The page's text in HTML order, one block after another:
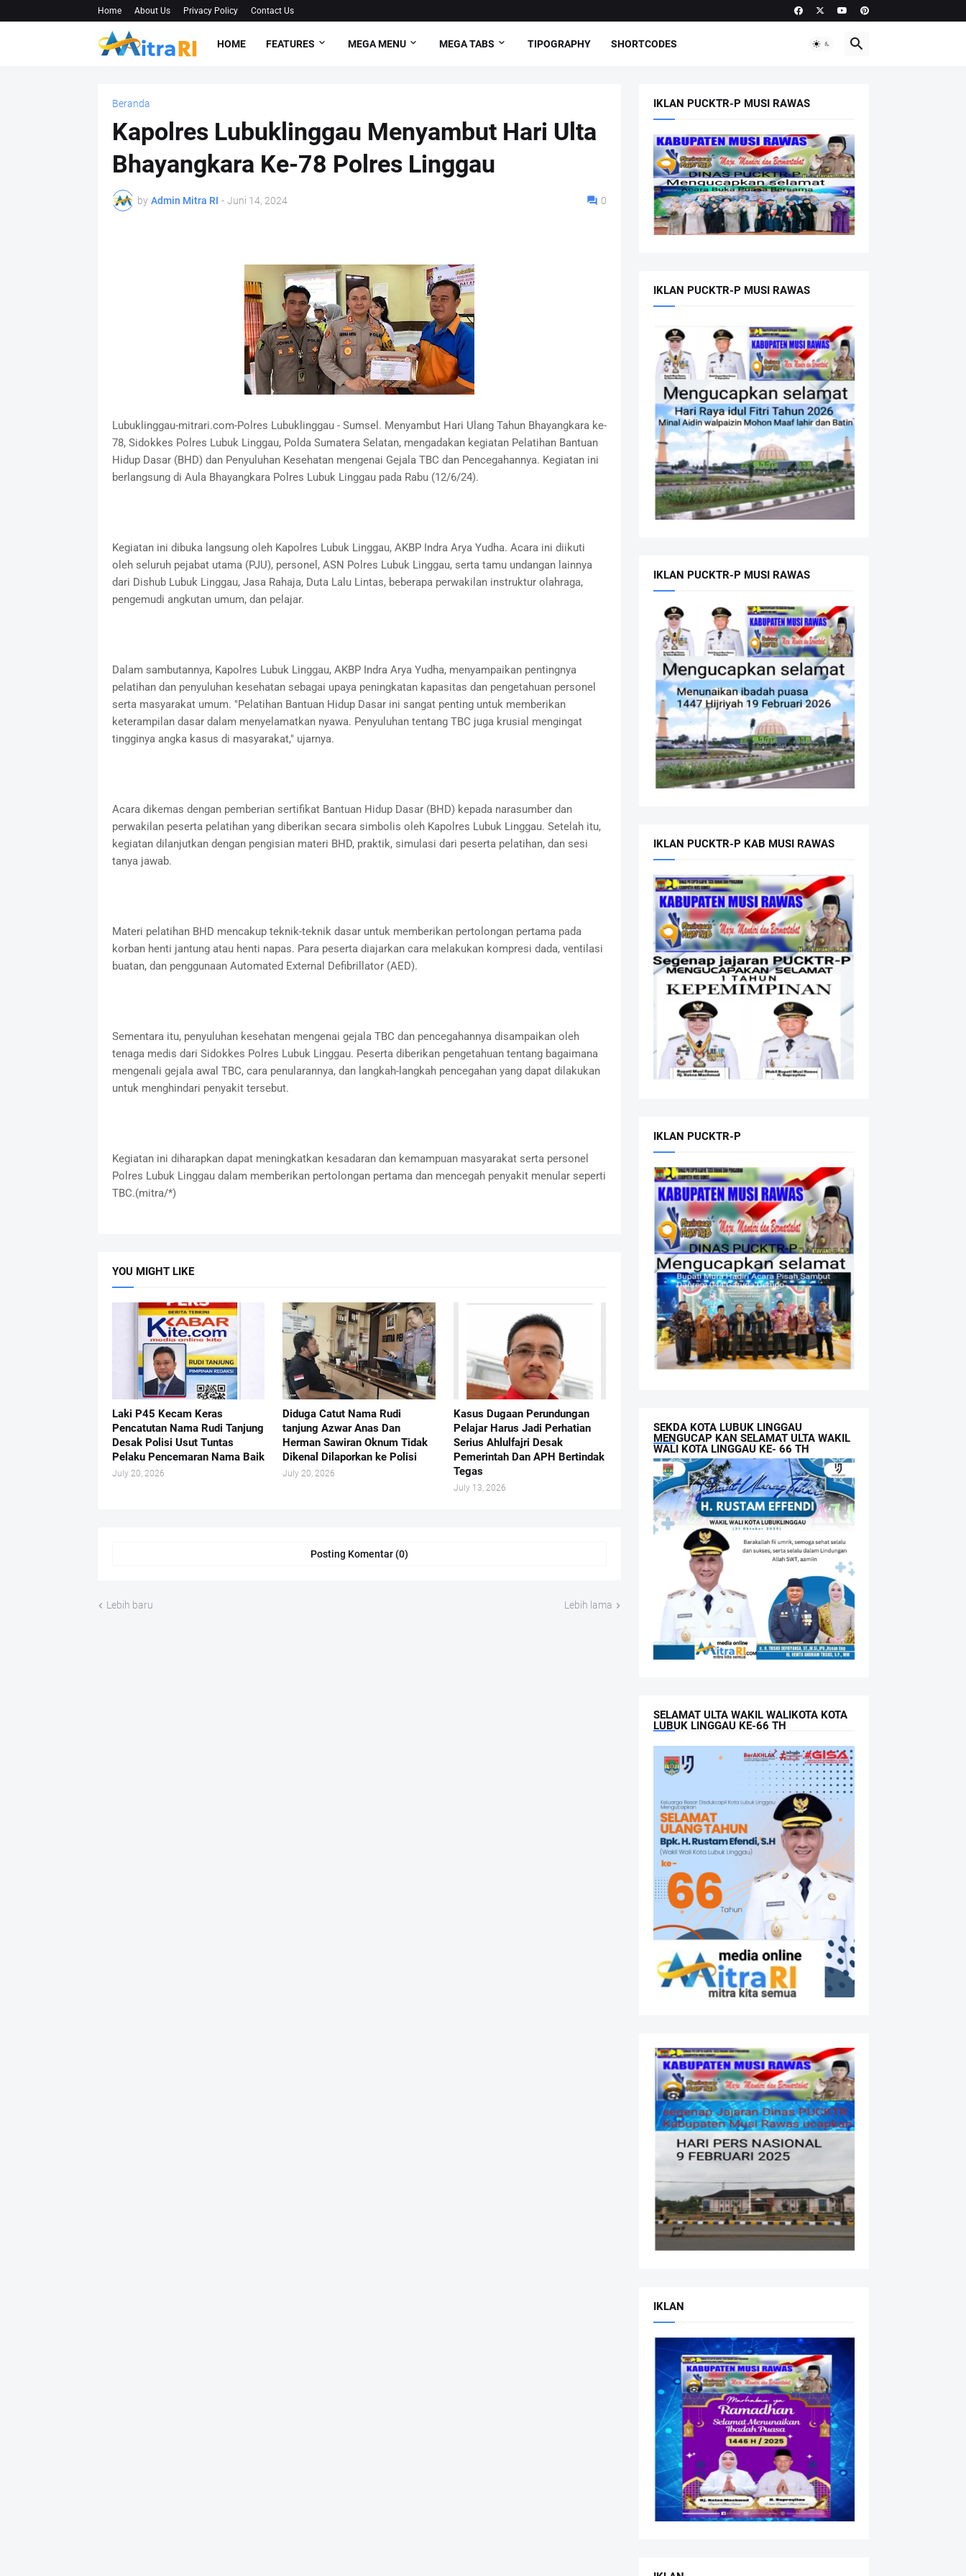
Home About Us Privacy Policy Contact Us
HOME FEATURES MEGA MENU MEGA TABS TIPOGRAPHY SHORTCODES
Beranda
Kapolres Lubuklinggau Menyambut Hari Ulta
Bhayangkara Ke-78 Polres Linggau
by Admin Mitra RI - Juni 14, 2024 0
Lubuklinggau-mitrari.com-Polres Lubuklinggau - Sumsel. Menyambut Hari Ulang Tahun Bhayangkara ke-
78, Sidokkes Polres Lubuk Linggau, Polda Sumatera Selatan, mengadakan kegiatan Pelatihan Bantuan
Hidup Dasar (BHD) dan Penyuluhan Kesehatan mengenai Gejala TBC dan Pencegahannya. Kegiatan ini
berlangsung di Aula Bhayangkara Polres Lubuk Linggau pada Rabu (12/6/24).
Kegiatan ini dibuka langsung oleh Kapolres Lubuk Linggau, AKBP Indra Arya Yudha. Acara ini diikuti
oleh seluruh pejabat utama (PJU), personel, ASN Polres Lubuk Linggau, serta tamu undangan lainnya
dari Dishub Lubuk Linggau, Jasa Rahaja, Duta Lalu Lintas, beberapa perwakilan instruktur olahraga,
pengemudi angkutan umum, dan pelajar.
Dalam sambutannya, Kapolres Lubuk Linggau, AKBP Indra Arya Yudha, menyampaikan pentingnya
pelatihan dan penyuluhan kesehatan sebagai upaya peningkatan kapasitas dan pengetahuan personel
serta masyarakat umum. "Pelatihan Bantuan Hidup Dasar ini sangat penting untuk memberikan
keterampilan dasar dalam menyelamatkan nyawa. Penyuluhan tentang TBC juga krusial mengingat
tingginya angka kasus di masyarakat," ujarnya.
Acara dikemas dengan pemberian sertifikat Bantuan Hidup Dasar (BHD) kepada narasumber dan
perwakilan peserta pelatihan yang diberikan secara simbolis oleh Kapolres Lubuk Linggau. Setelah itu,
kegiatan dilanjutkan dengan pengisian materi BHD, praktik, simulasi dari peserta pelatihan, dan sesi
tanya jawab.
Materi pelatihan BHD mencakup teknik-teknik dasar untuk memberikan pertolongan pertama pada
korban henti jantung atau henti napas. Para peserta diajarkan cara melakukan kompresi dada, ventilasi
buatan, dan penggunaan Automated External Defibrillator (AED).
Sementara itu, penyuluhan kesehatan mengenai gejala TBC dan pencegahannya disampaikan oleh
tenaga medis dari Sidokkes Polres Lubuk Linggau. Peserta diberikan pengetahuan tentang bagaimana
mengenali gejala awal TBC, cara penularannya, dan langkah-langkah pencegahan yang dapat dilakukan
untuk menghindari penyakit tersebut.
Kegiatan ini diharapkan dapat meningkatkan kesadaran dan kemampuan masyarakat serta personel
Polres Lubuk Linggau dalam memberikan pertolongan pertama dan mencegah penyakit menular seperti
TBC.(mitra/*)
YOU MIGHT LIKE
Laki P45 Kecam Keras
Pencatutan Nama Rudi Tanjung
Desak Polisi Usut Tuntas
Pelaku Pencemaran Nama Baik
July 20, 2026
Diduga Catut Nama Rudi
tanjung Azwar Anas Dan
Herman Sawiran Oknum Tidak
Dikenal Dilaporkan ke Polisi
July 20, 2026
Kasus Dugaan Perundungan
Pelajar Harus Jadi Perhatian
Serius Ahlulfajri Desak
Pemerintah Dan APH Bertindak
Tegas
July 13, 2026
Posting Komentar (0)
Lebih baru Lebih lama
IKLAN PUCKTR-P MUSI RAWAS
IKLAN PUCKTR-P MUSI RAWAS
IKLAN PUCKTR-P MUSI RAWAS
IKLAN PUCKTR-P KAB MUSI RAWAS
IKLAN PUCKTR-P
SEKDA KOTA LUBUK LINGGAU
MENGUCAP KAN SELAMAT ULTA WAKIL
WALI KOTA LINGGAU KE- 66 TH
SELAMAT ULTA WAKIL WALIKOTA KOTA
LUBUK LINGGAU KE-66 TH
IKLAN